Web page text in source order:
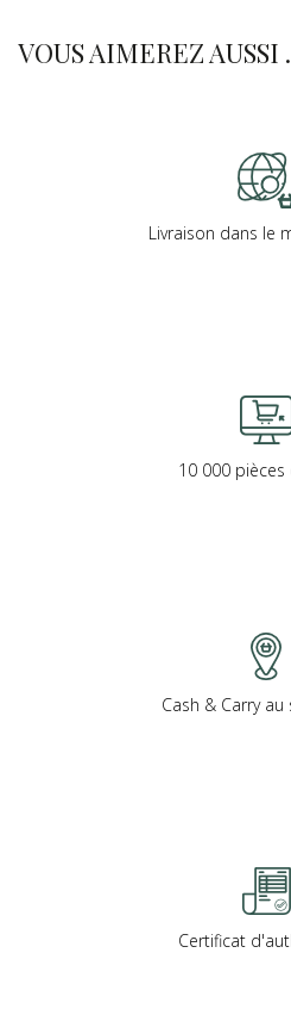
VOUS AIMEREZ AUSSI
Livraison dans le
10 000
Cash & Carry
Certificat